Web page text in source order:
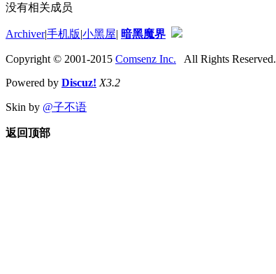
没有相关成员
Archiver|手机版|小黑屋| 暗黑魔界
Copyright © 2001-2015 Comsenz Inc. All Rights Reserved.
Powered by Discuz! X3.2
Skin by @子不语
返回顶部